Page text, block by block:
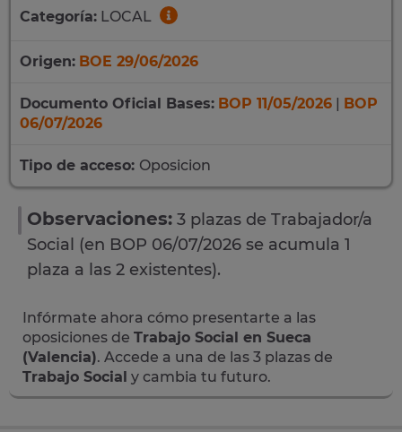
Categoría: LOCAL
Origen: BOE 29/06/2026
Documento Oficial Bases: BOP 11/05/2026 | BOP
06/07/2026
Tipo de acceso: Oposicion
Observaciones: 3 plazas de Trabajador/a
Social (en BOP 06/07/2026 se acumula 1
plaza a las 2 existentes).
Infórmate ahora cómo presentarte a las
oposiciones de Trabajo Social en Sueca
(Valencia). Accede a una de las 3 plazas de
Trabajo Social y cambia tu futuro.